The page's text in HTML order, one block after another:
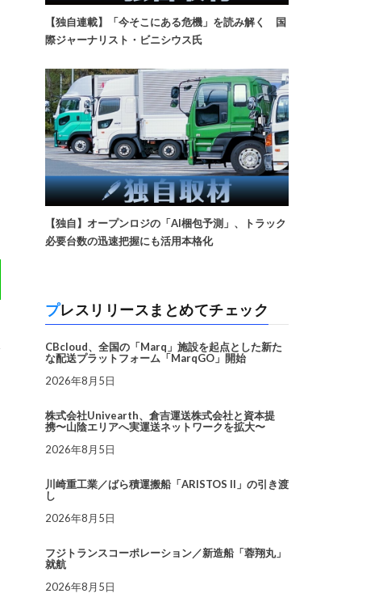
【独自連載】「今そこにある危機」を読み解く 国
際ジャーナリスト・ビニシウス氏
【独自】オープンロジの「AI梱包予測」、トラック
必要台数の迅速把握にも活用本格化
プレスリリースまとめてチェック
CBcloud、全国の「Marq」施設を起点とした新た
な配送プラットフォーム「MarqGO」開始
2026年8月5日
株式会社Univearth、倉吉運送株式会社と資本提
携〜山陰エリアへ実運送ネットワークを拡大〜
2026年8月5日
川崎重工業／ばら積運搬船「ARISTOS II」の引き渡
し
2026年8月5日
フジトランスコーポレーション／新造船「蓉翔丸」
就航
2026年8月5日